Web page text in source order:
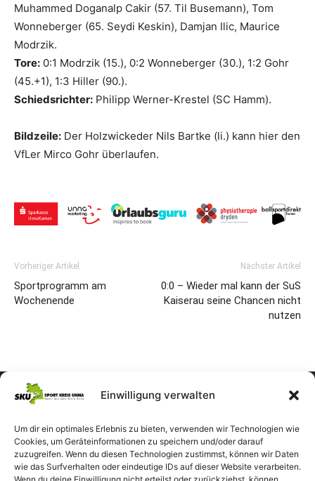
Einwilligung verwalten
Um dir ein optimales Erlebnis zu bieten, verwenden wir Technologien wie
Cookies, um Geräteinformationen zu speichern und/oder darauf
zuzugreifen. Wenn du diesen Technologien zustimmst, können wir Daten
wie das Surfverhalten oder eindeutige IDs auf dieser Website verarbeiten.
Muhammed Doganalp Cakir (57. Til Busemann), Tom
Wonneberger (65. Seydi Keskin), Damjan Ilic, Maurice
Modrzik.
Tore: 0:1 Modrzik (15.), 0:2 Wonneberger (30.), 1:2 Gohr
(45.+1), 1:3 Hiller (90.).
Schiedsrichter: Philipp Werner-Krestel (SC Hamm).
Bildzeile: Der Holzwickeder Nils Bartke (li.) kann hier den
VfLer Mirco Gohr überlaufen.
Vorheriger Artikel
Sportprogramm am
Wochenende
Nächster Artikel
0:0 – Wieder mal kann der SuS
Kaiserau seine Chancen nicht
nutzen